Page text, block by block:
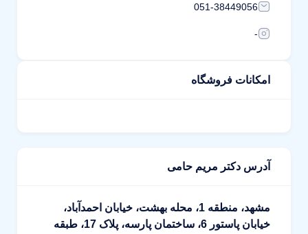
051-38449056
-
امکانات فروشگاه
آدرس دکتر مریم حامی
مشهد، منطقه 1، محله بهشت، خیابان احمدآباد،
خیابان پاستور 6، ساختمان پارسه، پلاک 17، طبقه